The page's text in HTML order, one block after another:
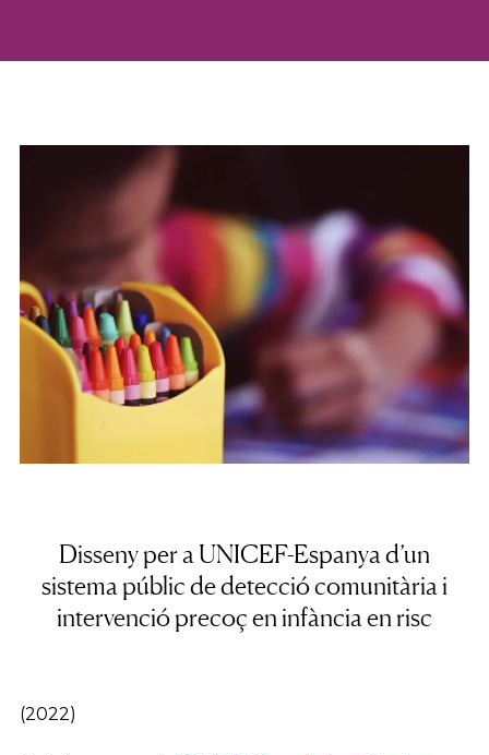
Disseny per a UNICEF-Espanya d’un
sistema públic de detecció comunitària i
intervenció precoç en infància en risc
(2022)